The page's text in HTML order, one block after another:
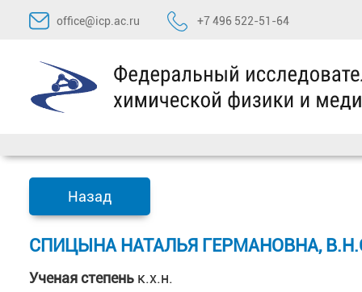
Перейти
содержимому
office@icp.ac.ru +7 496 522-51-64
Назад
СПИЦЫНА НАТАЛЬЯ ГЕРМАНОВНА,
Ученая степень к.х.н.